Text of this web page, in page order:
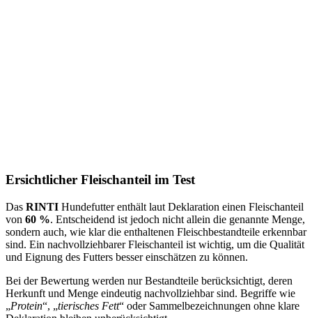
Ersichtlicher Fleischanteil im Test
Das RINTI Hundefutter enthält laut Deklaration einen Fleischanteil
von 60 %. Entscheidend ist jedoch nicht allein die genannte Menge,
sondern auch, wie klar die enthaltenen Fleischbestandteile erkennbar
sind. Ein nachvollziehbarer Fleischanteil ist wichtig, um die Qualität
und Eignung des Futters besser einschätzen zu können.
Bei der Bewertung werden nur Bestandteile berücksichtigt, deren
Herkunft und Menge eindeutig nachvollziehbar sind. Begriffe wie
„Protein“, „tierisches Fett“ oder Sammelbezeichnungen ohne klare